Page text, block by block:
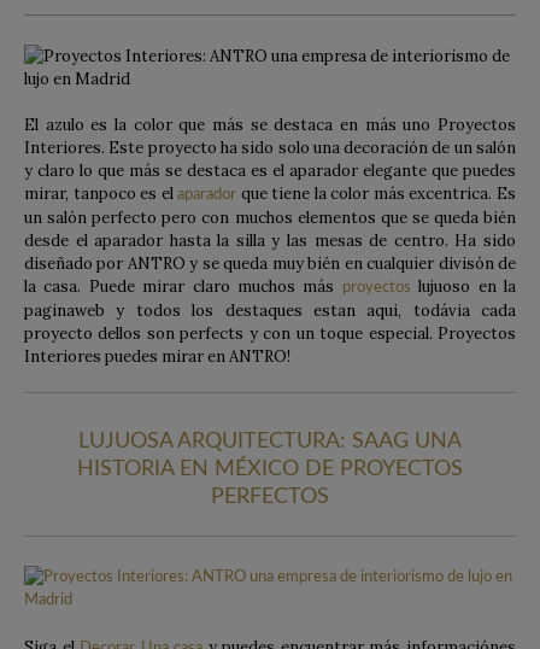
El azulo es la color que más se destaca en más uno Proyectos
Interiores. Este proyecto ha sido solo una decoración de un salón
y claro lo que más se destaca es el aparador elegante que puedes
mirar, tanpoco es elaparador que tiene la color más excentrica. Es
un salón perfecto pero con muchos elementos que se queda bién
desde el aparador hasta la silla y las mesas de centro. Ha sido
diseñado por ANTRO y se queda muy bién en cualquier divisón de
la casa. Puede mirar claro muchos más
proyectos lujuoso en la
paginaweb y todos los destaques estan aqui, todávia cada
proyecto dellos son perfects y con un toque especial. Proyectos
Interiores puedes mirar en ANTRO!
LUJUOSA ARQUITECTURA: SAAG UNA
HISTORIA EN MÉXICO DE PROYECTOS
PERFECTOS